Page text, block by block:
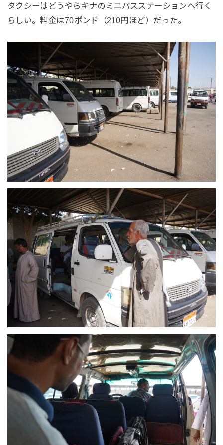
タクシーはどうやらキナのミニバスステーションへ行く
らしい。料金は70ポンド（210円ほど）だった。